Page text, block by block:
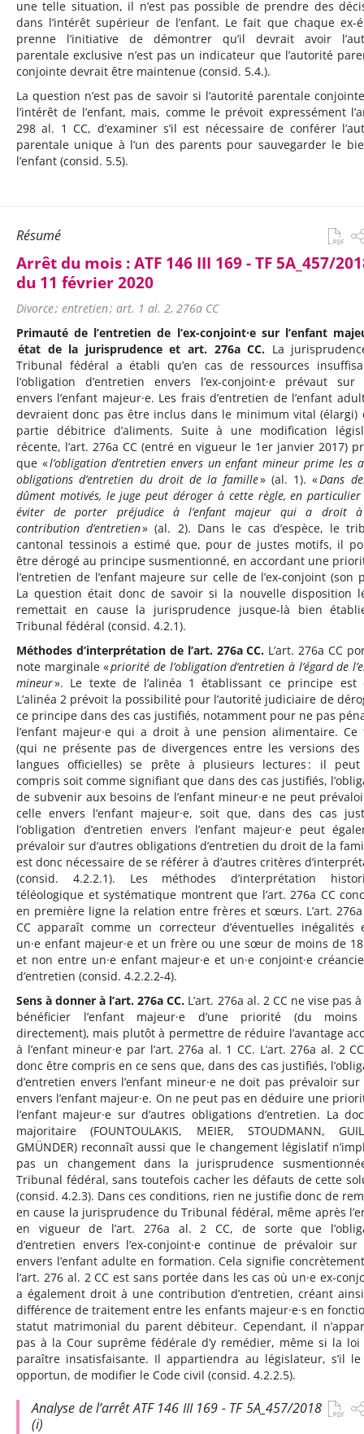
une telle situation, il n’est pas possible de prendre des
dans l’intérêt supérieur de l’enfant. Le fait que chaque ex-
prenne l’initiative de démontrer qu’il devrait avoir
parentale exclusive n’est pas un indicateur que l’autorité
conjointe devrait être maintenue (consid. 5.4.).
La question n’est pas de savoir si l’autorité parentale
l’intérêt de l’enfant, mais, comme le prévoit expressément
298 al. 1 CC, d’examiner s’il est nécessaire de conférer
parentale unique à l’un des parents pour sauvegarder le
l’enfant (consid. 5.5).
Résumé
Arrêt du mois :ATF 146 III 169 - TF 5A_457/
du 11 février 2020
Divorce ; entretien ; art. 1 al. 2, 276a CC
Primauté de l’entretien de l’ex-conjoint·e sur l’enfant
état de la jurisprudence et art. 276a CC. La
Tribunal fédéral a établi qu’en cas de ressources
l’obligation d’entretien envers l’ex-conjoint·e prévaut sur
envers l’enfant majeur·e. Les frais d’entretien de l’enfant
devraient donc pas être inclus dans le minimum vital (élargi)
partie débitrice d’aliments. Suite à une modification
récente, l’art. 276a CC (entré en vigueur le 1er janvier 2017)
que «l’obligation d’entretien envers un enfant mineur prime les
obligations d’entretien du droit de la famille» (al. 1). «Dans
dûment motivés, le juge peut déroger à cette règle, en
éviter de porter préjudice à l’enfant majeur qui a droit
contribution d’entretien» (al. 2). Dans le cas d’espèce, le
cantonal tessinois a estimé que, pour de justes motifs, il
être dérogé au principe susmentionné, en accordant une
l’entretien de l’enfant majeure sur celle de l’ex-conjoint (son
La question était donc de savoir si la nouvelle disposition
remettait en cause la jurisprudence jusque-là bien
Tribunal fédéral (consid. 4.2.1).
Méthodes d’interprétation de l’art. 276a CC. L’art. 276a CC
note marginale «priorité de l’obligation d’entretien à l’égard de
mineur». Le texte de l’alinéa 1 établissant ce principe est
L’alinéa 2 prévoit la possibilité pour l’autorité judiciaire de
ce principe dans des cas justifiés, notamment pour ne pas
l’enfant majeur·e qui a droit à une pension alimentaire. Ce
(qui ne présente pas de divergences entre les versions
langues officielles) se prête à plusieurs lectures : il
compris soit comme signifiant que dans des cas justifiés,
de subvenir aux besoins de l’enfant mineur·e ne peut
celle envers l’enfant majeur·e, soit que, dans des cas
l’obligation d’entretien envers l’enfant majeur·e peut
prévaloir sur d’autres obligations d’entretien du droit de la
est donc nécessaire de se référer à d’autres critères
(consid. 4.2.2.1). Les méthodes d’interprétation
téléologique et systématique montrent que l’art. 276a CC
en première ligne la relation entre frères et sœurs. L’art.
CC apparaît comme un correcteur d’éventuelles inégalités
un·e enfant majeur·e et un frère ou une sœur de moins de
et non entre un·e enfant majeur·e et un·e conjoint·e
d’entretien (consid. 4.2.2.2-4).
Sens à donner à l’art. 276a CC. L’art. 276a al. 2 CC ne vise pas
bénéficier l’enfant majeur·e d’une priorité (du
directement), mais plutôt à permettre de réduire l’avantage
à l’enfant mineur·e par l’art. 276a al. 1 CC. L’art. 276a al. 2
donc être compris en ce sens que, dans des cas justifiés,
d’entretien envers l’enfant mineur·e ne doit pas prévaloir sur
envers l’enfant majeur·e. On ne peut pas en déduire une
l’enfant majeur·e sur d’autres obligations d’entretien. La
majoritaire (FOUNTOULAKIS, MEIER, STOUDMANN,
GMÜNDER) reconnaît aussi que le changement législatif
pas un changement dans la jurisprudence
Tribunal fédéral, sans toutefois cacher les défauts de cette
(consid. 4.2.3). Dans ces conditions, rien ne justifie donc de
en cause la jurisprudence du Tribunal fédéral, même après
en vigueur de l’art. 276a al. 2 CC, de sorte que
d’entretien envers l’ex-conjoint·e continue de prévaloir sur
envers l’enfant adulte en formation. Cela signifie
l’art. 276 al. 2 CC est sans portée dans les cas où un·e ex-
a également droit à une contribution d’entretien, créant
différence de traitement entre les enfants majeur·e·s en
statut matrimonial du parent débiteur. Cependant, il
pas à la Cour suprême fédérale d’y remédier, même si la
paraître insatisfaisante. Il appartiendra au législateur, s’il
opportun, de modifier le Code civil (consid. 4.2.2.5).
Analyse de l’arrêt ATF 146 III 169 - TF 5A_457/2018
(i)